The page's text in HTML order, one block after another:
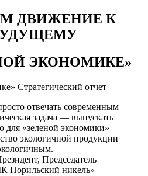
ДВИЖЕНИЕ К
ЭКОНОМИКЕ»
Стратегический отчет
отвечать современным
задача — выпускать
«зеленой экономики»
экологичной продукции
Председатель
Норильский никель»